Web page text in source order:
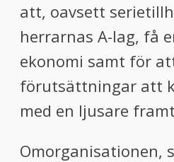
att, oavsett
herrarnas A-lag, få
ekonomi samt för
förutsättningar att
med en ljusare
Omorganisationen,